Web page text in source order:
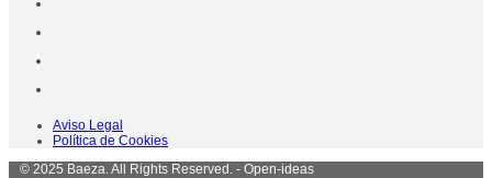
Aviso Legal
Política de Cookies
© 2025 Baeza. All Rights Reserved. - Open-ideas